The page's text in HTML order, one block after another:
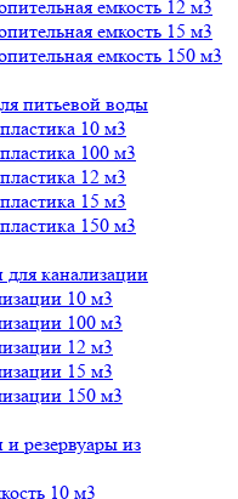
емкость 12 м3
емкость 15 м3
емкость 150 м3
питьевой воды
10 м3
100 м3
12 м3
15 м3
150 м3
канализации
10 м3
100 м3
12 м3
15 м3
150 м3
резервуары из
10 м3